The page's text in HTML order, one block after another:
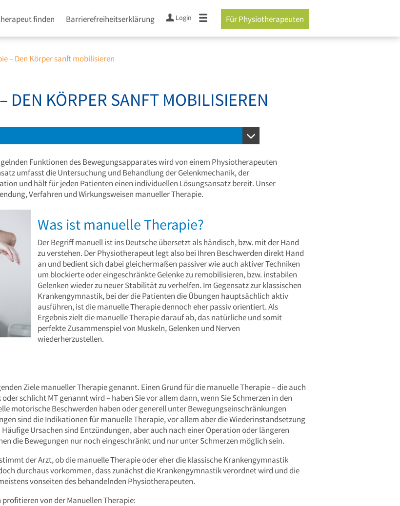
finden Barrierefreiheitserklärung Login Für Physiotherapeuten
– Den Körper sanft mobilisieren
DEN KÖRPER SANFT MOBILISIEREN
Funktionen des Bewegungsapparates wird von einem Physiotherapeuten
umfasst die Untersuchung und Behandlung der Gelenkmechanik, der
und hält für jeden Patienten einen individuellen Lösungsansatz bereit. Unser
Verfahren und Wirkungsweisen manueller Therapie.
Was ist manuelle Therapie?
Der Begriff manuell ist ins Deutsche übersetzt als händisch, bzw. mit der Hand
zu verstehen. Der Physiotherapeut legt also bei Ihren Beschwerden direkt Hand
an und bedient sich dabei gleichermaßen passiver wie auch aktiver Techniken
um blockierte oder eingeschränkte Gelenke zu remobilisieren, bzw. instabilen
Gelenken wieder zu neuer Stabilität zu verhelfen. Im Gegensatz zur klassischen
Krankengymnastik, bei der die Patienten die Übungen hauptsächlich aktiv
ausführen, ist die manuelle Therapie dennoch eher passiv orientiert. Als
Ergebnis zielt die manuelle Therapie darauf ab, das natürliche und somit
perfekte Zusammenspiel von Muskeln, Gelenken und Nerven
wiederherzustellen.
Ziele manueller Therapie genannt. Einen Grund für die manuelle Therapie – die auch
schlicht MT genannt wird – haben Sie vor allem dann, wenn Sie Schmerzen in den
motorische Beschwerden haben oder generell unter Bewegungseinschränkungen
sind die Indikationen für manuelle Therapie, vor allem aber die Wiederinstandsetzung
Ursachen sind Entzündungen, aber auch nach einer Operation oder längeren
die Bewegungen nur noch eingeschränkt und nur unter Schmerzen möglich sein.
der Arzt, ob die manuelle Therapie oder eher die klassische Krankengymnastik
durchaus vorkommen, dass zunächst die Krankengymnastik verordnet wird und die
vonseiten des behandelnden Physiotherapeuten.
von der Manuellen Therapie: